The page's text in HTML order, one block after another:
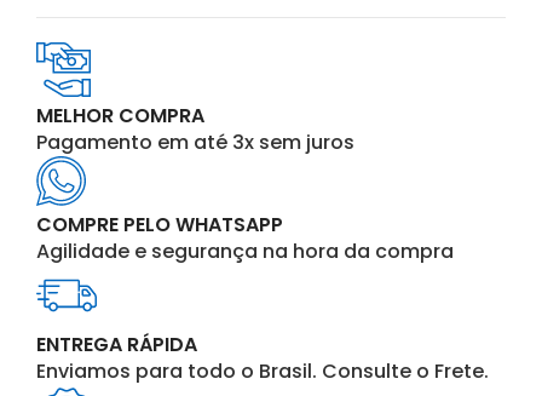
MELHOR COMPRA
Pagamento em até 3x sem juros
COMPRE PELO WHATSAPP
Agilidade e segurança na hora da compra
ENTREGA RÁPIDA
Enviamos para todo o Brasil. Consulte o Frete.